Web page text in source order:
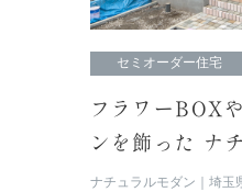
セミオーダー住宅
フラワーBOX
ンを飾った ナ
らしいデザイ
ナチュラルモダン 埼玉